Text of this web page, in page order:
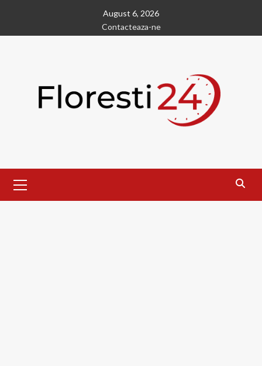
content
August 6, 2026
Contacteaza-ne
Menu